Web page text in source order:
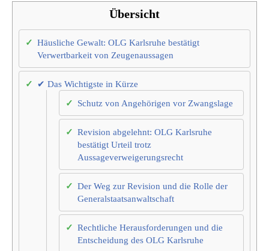
Übersicht
Häusliche Gewalt: OLG Karlsruhe bestätigt
Verwertbarkeit von Zeugenaussagen
✔ Das Wichtigste in Kürze
Schutz von Angehörigen vor Zwangslage
Revision abgelehnt: OLG Karlsruhe
bestätigt Urteil trotz
Aussageverweigerungsrecht
Der Weg zur Revision und die Rolle der
Generalstaatsanwaltschaft
Rechtliche Herausforderungen und die
Entscheidung des OLG Karlsruhe